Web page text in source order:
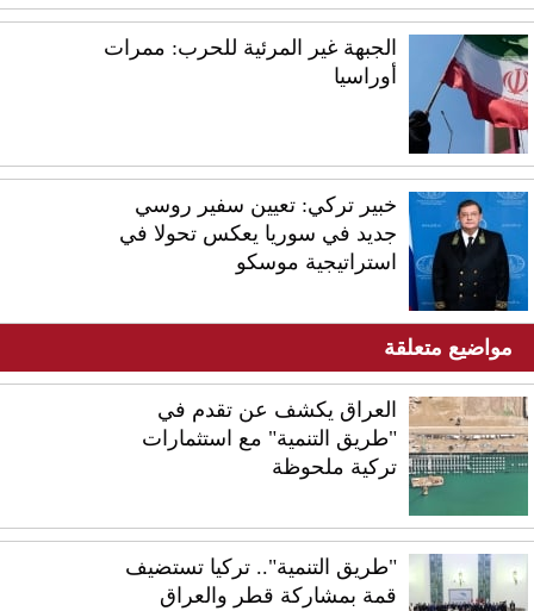
الجبهة غير المرئية للحرب: ممرات
أوراسيا
خبير تركي: تعيين سفير روسي
جديد في سوريا يعكس تحولا في
استراتيجية موسكو
مواضيع متعلقة
العراق يكشف عن تقدم في
"طريق التنمية" مع استثمارات
تركية ملحوظة
"طريق التنمية".. تركيا تستضيف
قمة بمشاركة قطر والعراق